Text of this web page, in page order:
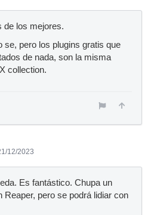
de los mejores.
se, pero los plugins gratis que
de nada, son la misma
collection.
12/2023
Es fantástico. Chupa un
Reaper, pero se podrá lidiar con